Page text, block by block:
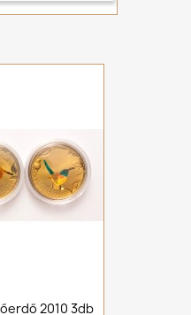
2010 3db